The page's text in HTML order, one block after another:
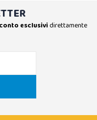
esclusividirettamente